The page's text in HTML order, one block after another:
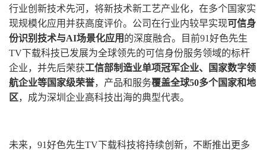
行业创新技术先河，将新技术新工艺产业化，在多个国家实
现规模化应用并获高度评价。公司在行业内较早实现可信身
份识别技术与AI场景化应用 的深度融合。目前91好色先生
TV下载科技已发展为全球领先的可信身份服务领域的标杆
企业，并先后荣获工信部制造业单项冠军企业、国家数字领
航企业等国家级荣誉，产品和服务覆盖全球50多个国家和地
区，成为深圳企业高科技出海的典型代表。
未来，91好色先生TV下载科技将持续创新，不断推出更多